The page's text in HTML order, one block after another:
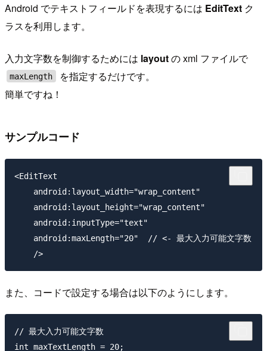
Android でテキストフィールドを表現するには EditText ク
ラスを利用します。
入力文字数を制御するためには layoutの xml ファイルで
maxLength
を指定するだけです。
簡単ですね！
サンプルコード
<EditText
    android:layout_width="wrap_content"
    android:layout_height="wrap_content"
    android:inputType="text"
    android:maxLength="20"  // <- 最大入力可能文字数
また、コードで設定する場合は以下のようにします。
// 最大入力可能文字数
int maxTextLength = 20;